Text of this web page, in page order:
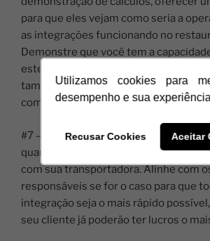
Utilizamos cookies para
desempenho e sua
Recusar Cookies Aceitar
para que eles vejam como seria a
as integrações funcionando no
Demonstre que você tem a
este novo cliente tranquilamente e
também será muito mais vantajoso
com sua transportadora.
#7 – Seja transparente quando
quanto tempo a empresa já poderá
com sua transportadora. Alinhe com
responsáveis se for o caso para que
integração seja o mais rápido
seu cliente já poderão ter lucros o